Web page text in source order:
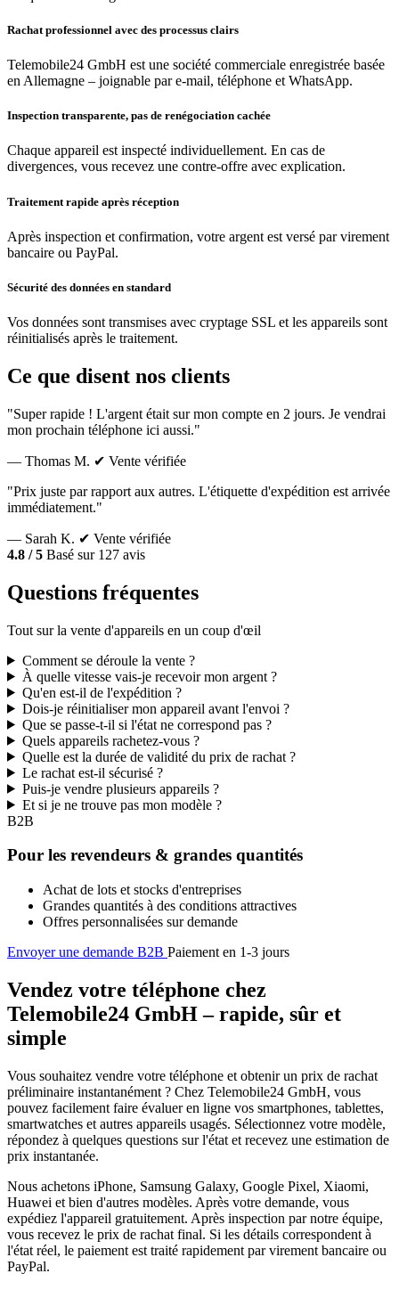
Rachat professionnel avec des processus clairs
Telemobile24 GmbH est une société commerciale enregistrée basée
en Allemagne – joignable par e-mail, téléphone et WhatsApp.
Inspection transparente, pas de renégociation cachée
Chaque appareil est inspecté individuellement. En cas de
divergences, vous recevez une contre-offre avec explication.
Traitement rapide après réception
Après inspection et confirmation, votre argent est versé par virement
bancaire ou PayPal.
Sécurité des données en standard
Vos données sont transmises avec cryptage SSL et les appareils sont
réinitialisés après le traitement.
Ce que disent nos clients
"Super rapide ! L'argent était sur mon compte en 2 jours. Je vendrai
mon prochain téléphone ici aussi."
— Thomas M. ✔ Vente vérifiée
"Prix juste par rapport aux autres. L'étiquette d'expédition est arrivée
immédiatement."
— Sarah K. ✔ Vente vérifiée
4.8 / 5 Basé sur 127 avis
Questions fréquentes
Tout sur la vente d'appareils en un coup d'œil
Comment se déroule la vente ?
À quelle vitesse vais-je recevoir mon argent ?
Qu'en est-il de l'expédition ?
Dois-je réinitialiser mon appareil avant l'envoi ?
Que se passe-t-il si l'état ne correspond pas ?
Quels appareils rachetez-vous ?
Quelle est la durée de validité du prix de rachat ?
Le rachat est-il sécurisé ?
Puis-je vendre plusieurs appareils ?
Et si je ne trouve pas mon modèle ?
B2B
Pour les revendeurs & grandes quantités
Achat de lots et stocks d'entreprises
Grandes quantités à des conditions attractives
Offres personnalisées sur demande
Envoyer une demande B2B Paiement en 1-3 jours
Vendez votre téléphone chez
Telemobile24 GmbH – rapide, sûr et
simple
Vous souhaitez vendre votre téléphone et obtenir un prix de rachat
préliminaire instantanément ? Chez Telemobile24 GmbH, vous
pouvez facilement faire évaluer en ligne vos smartphones, tablettes,
smartwatches et autres appareils usagés. Sélectionnez votre modèle,
répondez à quelques questions sur l'état et recevez une estimation de
prix instantanée.
Nous achetons iPhone, Samsung Galaxy, Google Pixel, Xiaomi,
Huawei et bien d'autres modèles. Après votre demande, vous
expédiez l'appareil gratuitement. Après inspection par notre équipe,
vous recevez le prix de rachat final. Si les détails correspondent à
l'état réel, le paiement est traité rapidement par virement bancaire ou
PayPal.